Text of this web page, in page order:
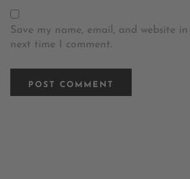
Save my name, email, and website
next time I comment.